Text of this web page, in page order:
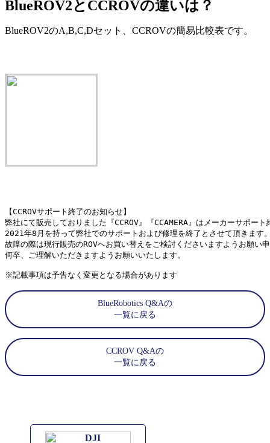
BlueROV2とCCROVの違いは？
BlueROV2のA,B,C,Dセット、CCROVの簡易比較表です。
【CCROVサポート終了のお知らせ】
弊社にて販売しておりました『CCROV』『CCAMERA』はメーカーサポー
2021年8月を持って弊社でのサポートおよび修理を終了とさせて頂きま
故障の際は現行販売のROVへお買い替えをご検討くださいますようお願い
何卒、ご理解いただきますようお願いいたします。
※記載事項は予告なく変更となる場合があります
BlueRobotics Q&Aの
一覧に戻る
CCROV Q&Aの
一覧に戻る